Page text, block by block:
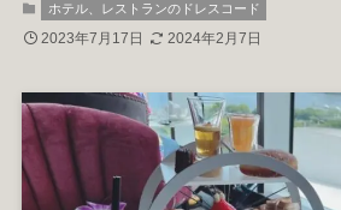
ホテル、レストランのドレスコード
2023年7月17日 2024年2月7日